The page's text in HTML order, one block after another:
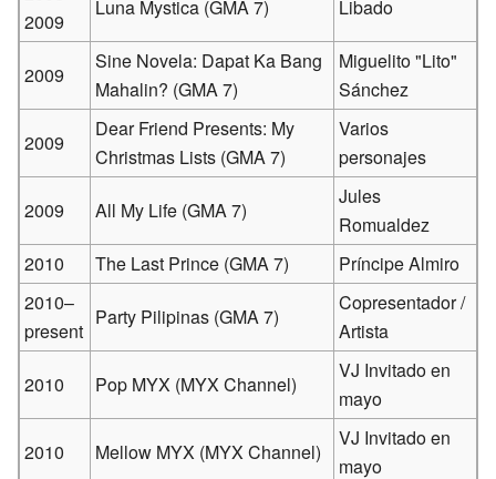
2009
Luna Mystica (GMA 7) Libado
2009
Sine Novela: Dapat Ka Bang
Mahalin? (GMA 7)
Miguelito "Lito"
Sánchez
2009
Dear Friend Presents: My
Christmas Lists (GMA 7)
Varios
personajes
2009 All My Life (GMA 7)
Jules
Romualdez
2010
The Last Prince (GMA 7)
Príncipe Almiro
2010–
present
Party Pilipinas (GMA 7)
Copresentador /
Artista
2010 Pop MYX (MYX Channel)
VJ Invitado en
mayo
2010 Mellow MYX (MYX Channel)
VJ Invitado en
mayo